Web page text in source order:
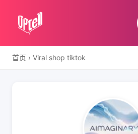
首页 › Viral shop tiktok